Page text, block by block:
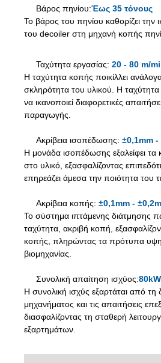
Βάρος πηνίου:Έως 35 τόνους
Το βάρος του πηνίου καθορίζει την
του decoiler στη μηχανή κοπής
Ταχύτητα εργασίας: 20 - 80 m/
Η ταχύτητα κοπής ποικίλλει
σκληρότητα του υλικού. Η ταχύτητα
να ικανοποιεί διαφορετικές
παραγωγής.
Ακρίβεια ισοπέδωσης: ±0,1mm -
Η μονάδα ισοπέδωσης εξαλείφει τα
στο υλικό, εξασφαλίζοντας
επηρεάζει άμεσα την ποιότητα του
Ακρίβεια κοπής: ±0,1mm -
Το σύστημα ιπτάμενης διάτμησης
ταχύτητα, ακριβή κοπή,
κοπής, πληρώντας τα πρότυπα
βιομηχανίας.
Συνολική απαίτηση ισχύος:
Η συνολική ισχύς εξαρτάται από
μηχανήματος και τις απαιτήσεις
διασφαλίζοντας τη σταθερή
εξαρτημάτων.